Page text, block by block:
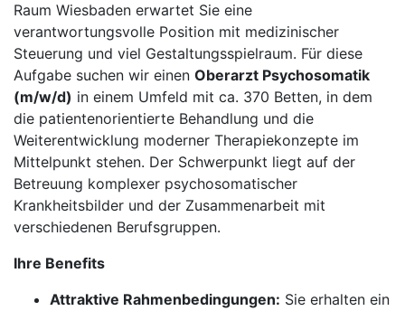
Raum Wiesbaden erwartet Sie eine
verantwortungsvolle Position mit medizinischer
Steuerung und viel Gestaltungsspielraum. Für diese
Aufgabe suchen wir einen Oberarzt Psychosomatik
(m/w/d) in einem Umfeld mit ca. 370 Betten, in dem
die patientenorientierte Behandlung und die
Weiterentwicklung moderner Therapiekonzepte im
Mittelpunkt stehen. Der Schwerpunkt liegt auf der
Betreuung komplexer psychosomatischer
Krankheitsbilder und der Zusammenarbeit mit
verschiedenen Berufsgruppen.
Ihre Benefits
Attraktive Rahmenbedingungen: Sie erhalten ein